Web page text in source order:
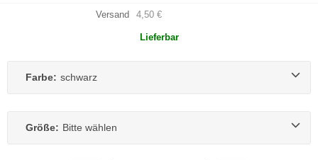
Versand 4,50 €
Lieferbar
Farbe: schwarz
Größe: Bitte wählen